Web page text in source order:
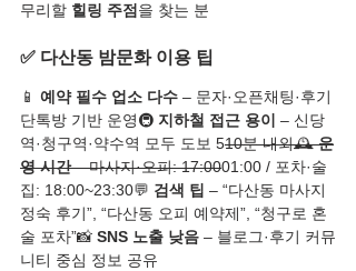
무리할 힐링 주점 을 찾는 분
✅ 다산동 밤문화 이용 팁
📱 예약 필수 업소 다수 – 문자·오픈채팅·후기
단톡방 기반 운영🚇 지하철 접근 용이 – 신당
역·청구역·약수역 모두 도보 510분 내외🕰️ 운
영 시간 – 마사지·오피: 17:0001:00 / 포차·술
집: 18:00~23:30💬 검색 팁 – “다산동 마사지
정숙 후기”, “다산동 오피 예약제”, “청구로 혼
술 포차”📸 SNS 노출 낮음 – 블로그·후기 커뮤
니티 중심 정보 공유